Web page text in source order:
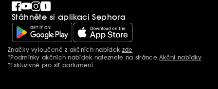
Singles´ Day
Black Friday
Cyber Monday
Vánoce
Stáhněte si aplikaci Sephora
Další informace
Značky vyloučené z akčních nabídek zde
*Podmínky akčních nabídek naleznete na stránceAkční nabídky
*Exkluzivně pro síť parfumerií.